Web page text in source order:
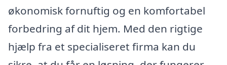
økonomisk fornuftig og en komfortabel
forbedring af dit hjem. Med den rigtige
hjælp fra et specialiseret firma kan du